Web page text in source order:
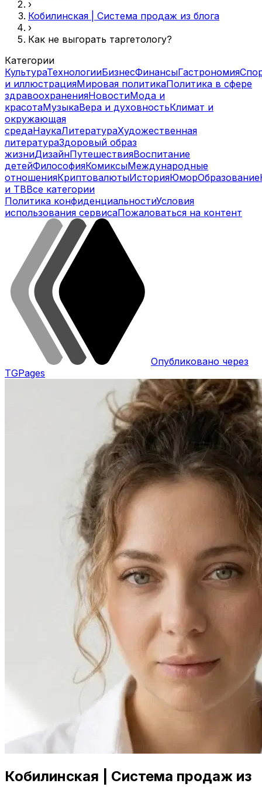
›
Кобилинская | Система продаж из блога
›
Как не выгорать таргетологу?
Категории
КультураТехнологииБизнесФинансыГастрономия
и иллюстрацияМировая политикаПолитика в сфере
здравоохраненияНовостиМода и
красотаМузыкаВера и духовностьКлимат и
окружающая
средаНаукаЛитератураХудожественная
литератураЗдоровый образ
жизниДизайнПутешествияВоспитание
детейФилософияКомиксыМеждународные
отношенияКриптовалютыИсторияЮморОбразование
и ТВВсе категории
Политика конфиденциальностиУсловия
использования сервисаПожаловаться на контент
Опубликовано через
TGPages
Кобилинская | Система продаж из